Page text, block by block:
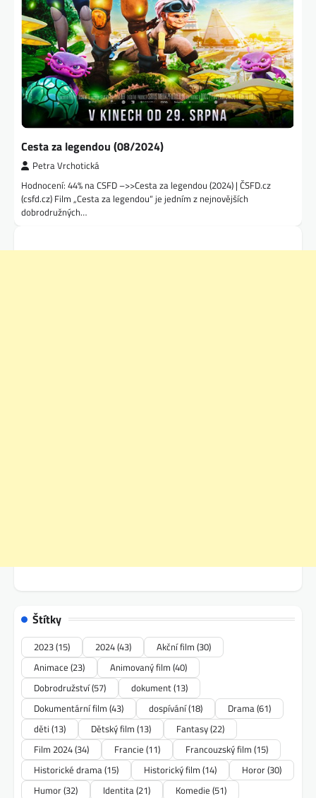
Cesta za legendou (08/2024)
Petra Vrchotická
Hodnocení: 44% na CSFD –>>Cesta za legendou (2024) | ČSFD.cz
(csfd.cz) Film „Cesta za legendou“ je jedním z nejnovějších
dobrodružných…
Štítky
2023(15) 2024(43) Akční film (30)
Animace (23) Animovaný film (40)
Dobrodružství(57) dokument(13)
Dokumentární film (43) dospívání(18) Drama(61)
děti (13) Dětský film (13) Fantasy(22)
Film 2024(34) Francie (11) Francouzský film (15)
Historické drama(15) Historický film (14) Horor(30)
Humor(32) Identita(21) Komedie (51)